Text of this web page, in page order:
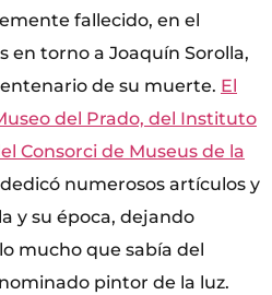
fallecido, en el
en torno a Joaquín Sorolla,
de su muerte. El
del Prado, del Instituto
Consorci de Museus de la
numerosos artículos y
y su época, dejando
mucho que sabía del
pintor de la luz.